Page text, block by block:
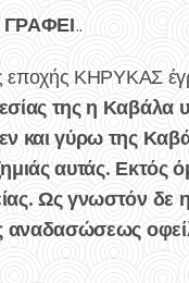
..
εποχής ΚΗΡΥΚΑΣ
της η Καβάλα
και γύρω της
αυτάς. Εκτός
Ως γνωστόν δε
αναδασώσεως